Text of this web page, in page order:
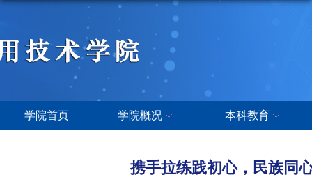
学院首页 学院概况 本科教育
携手拉练践初心，民族同